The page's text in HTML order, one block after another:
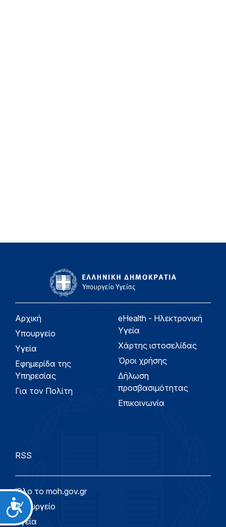
Προσιτότητα
Αρχική
Υπουργείο
Υγεία
Εφημερίδα της
Υπηρεσίας
Για τον Πολίτη
eHealth - Ηλεκτρονική
Υγεία
Χάρτης ιστοσελίδας
Όροι χρήσης
Δήλωση
προσβασιμότητας
Επικοινωνία
RSS
Όλο το moh.gov.gr
Υπουργείο
Υγεία